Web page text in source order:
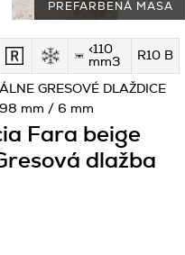
PREFARBENÁ MASA
<110
mm3
R10 B
Fara beige
dlažba
GRESOVÉ DLAŽDICE
mm / 6 mm